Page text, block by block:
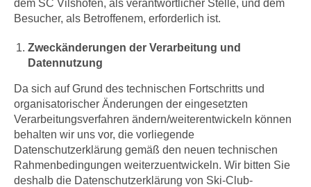
dem SC Vilshofen, als verantwortlicher Stelle, und dem
Besucher, als Betroffenem, erforderlich ist.
Zweckänderungen der Verarbeitung und
Datennutzung
Da sich auf Grund des technischen Fortschritts und
organisatorischer Änderungen der eingesetzten
Verarbeitungsverfahren ändern/weiterentwickeln können
behalten wir uns vor, die vorliegende
Datenschutzerklärung gemäß den neuen technischen
Rahmenbedingungen weiterzuentwickeln. Wir bitten Sie
deshalb die Datenschutzerklärung von Ski-Club-